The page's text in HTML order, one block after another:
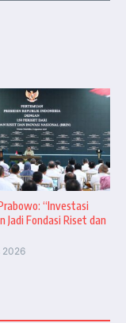
“Investasi
Jadi Fondasi Riset dan
2026